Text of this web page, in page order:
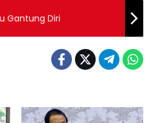
Gantung Diri